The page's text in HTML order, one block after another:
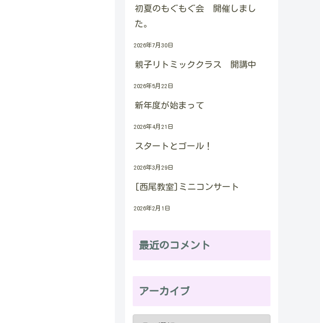
初夏のもぐもぐ会 開催しまし
た。
2026年7月30日
親子リトミッククラス 開講中
2026年5月22日
新年度が始まって
2026年4月21日
スタートとゴール！
2026年3月29日
[西尾教室]ミニコンサート
2026年2月1日
最近のコメント
アーカイブ